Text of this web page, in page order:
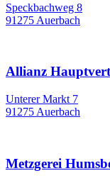
Speckbachweg 8
91275 Auerbach
Allianz
Unterer Markt 7
91275 Auerbach
Metzgerei